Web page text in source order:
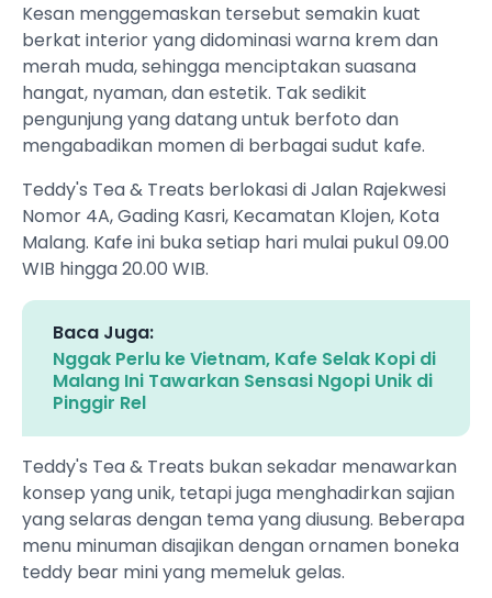
Kesan menggemaskan tersebut semakin kuat
berkat interior yang didominasi warna krem dan
merah muda, sehingga menciptakan suasana
hangat, nyaman, dan estetik. Tak sedikit
pengunjung yang datang untuk berfoto dan
mengabadikan momen di berbagai sudut kafe.
Teddy's Tea & Treats berlokasi di Jalan Rajekwesi
Nomor 4A, Gading Kasri, Kecamatan Klojen, Kota
Malang. Kafe ini buka setiap hari mulai pukul 09.00
WIB hingga 20.00 WIB.
Baca Juga:
Nggak Perlu ke Vietnam, Kafe Selak Kopi di
Malang Ini Tawarkan Sensasi Ngopi Unik di
Pinggir Rel
Teddy's Tea & Treats bukan sekadar menawarkan
konsep yang unik, tetapi juga menghadirkan sajian
yang selaras dengan tema yang diusung. Beberapa
menu minuman disajikan dengan ornamen boneka
teddy bear mini yang memeluk gelas.